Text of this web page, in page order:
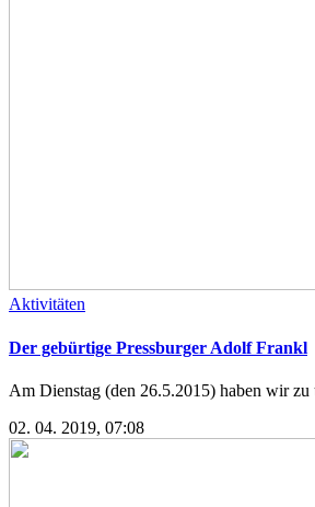
Aktivitäten
Der gebürtige Pressburger Adolf Frankl
Am Dienstag (den 26.5.2015) haben wir zu
02. 04. 2019, 07:08